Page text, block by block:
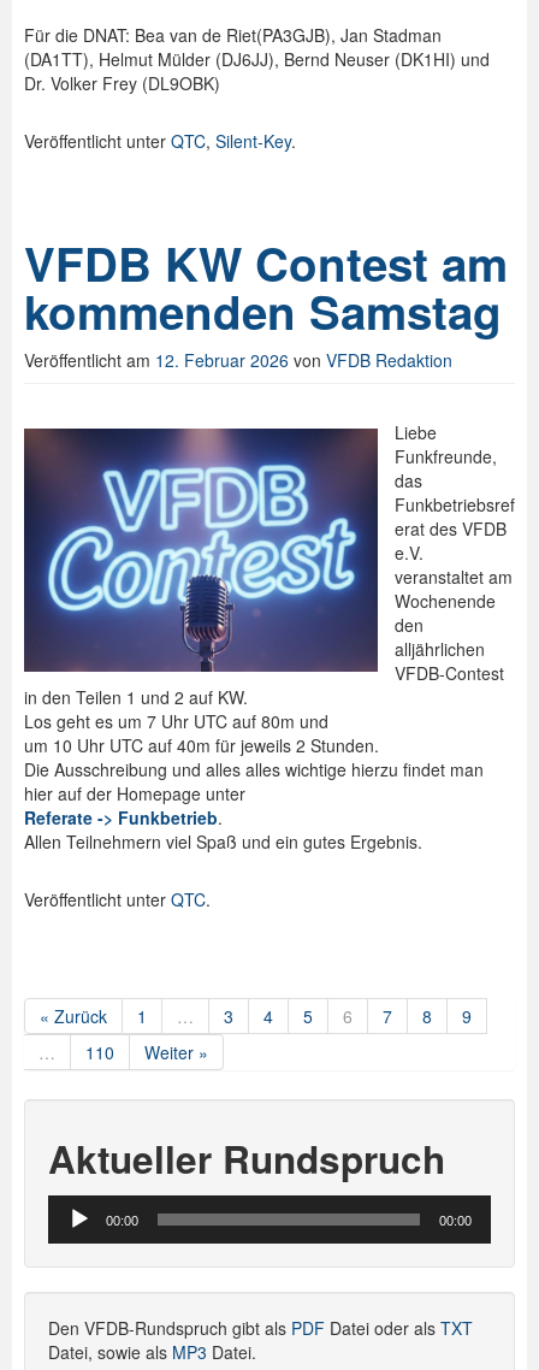
Für die DNAT: Bea van de Riet(PA3GJB), Jan Stadman
(DA1TT), Helmut Mülder (DJ6JJ), Bernd Neuser (DK1HI) und
Dr. Volker Frey (DL9OBK)
Veröffentlicht unter QTC, Silent-Key.
VFDB KW Contest am
kommenden Samstag
Veröffentlicht am 12. Februar 2026 von VFDB Redaktion
Liebe
Funkfreunde,
das
Funkbetriebsref
erat des VFDB
e.V.
veranstaltet am
Wochenende
den
alljährlichen
VFDB-Contest
in den Teilen 1 und 2 auf KW.
Los geht es um 7 Uhr UTC auf 80m und
um 10 Uhr UTC auf 40m für jeweils 2 Stunden.
Die Ausschreibung und alles alles wichtige hierzu findet man
hier auf der Homepage unter
Referate -> Funkbetrieb.
Allen Teilnehmern viel Spaß und ein gutes Ergebnis.
Veröffentlicht unter QTC.
« Zurück 1 … 3 4 5 6 7 8
9
…
110 Weiter »
Aktueller Rundspruch
Audio-
Player
00:00 00:00
Den VFDB-Rundspruch gibt als PDF Datei oder als TXT
Datei, sowie als MP3 Datei.